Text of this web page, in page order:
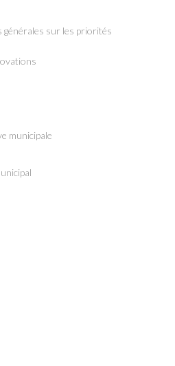
générales sur les priorités
municipale